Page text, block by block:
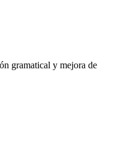
gramatical y mejora de